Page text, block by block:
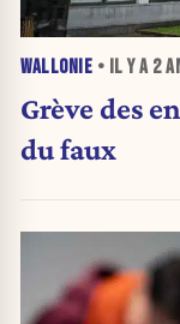
WALLONIE • IL Y A 2
Grève des
du faux